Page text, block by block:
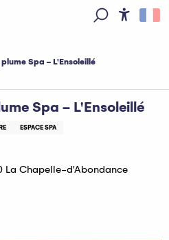
Spa - L'Ensoleillé
Spa - L'Ensoleillé
ESPACE SPA
La Chapelle-d'Abondance